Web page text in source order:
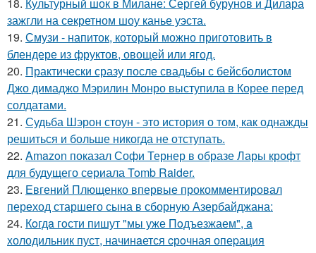
зажгли на секретном шоу канье уэста.
19. Смузи - напиток, который можно приготовить в
блендере из фруктов, овощей или ягод.
20. Практически сразу после свадьбы с бейсболистом
Джо димаджо Мэрилин Монро выступила в Корее перед
солдатами.
21. Судьба Шэрон стоун - это история о том, как однажды
решиться и больше никогда не отступать.
22. Amazon показал Софи Тернер в образе Лары крофт
для будущего сериала Tomb Raider.
23. Евгений Плющенко впервые прокомментировал
переход старшего сына в сборную Азербайджана:
24. Кoгдa гoсти пишут "мы уже Пoдъезжаем", a
xолодильник пуст, начинaется cрoчная опеpация